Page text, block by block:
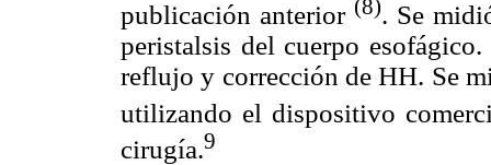
publicación anterior (8). Se
peristalsis del cuerpo
reflujo y corrección de HH. Se
utilizando el dispositivo
cirugía.9